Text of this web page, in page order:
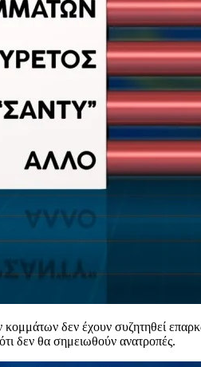
δεν έχουν συζητηθεί
δεν θα σημειωθούν ανατροπές.